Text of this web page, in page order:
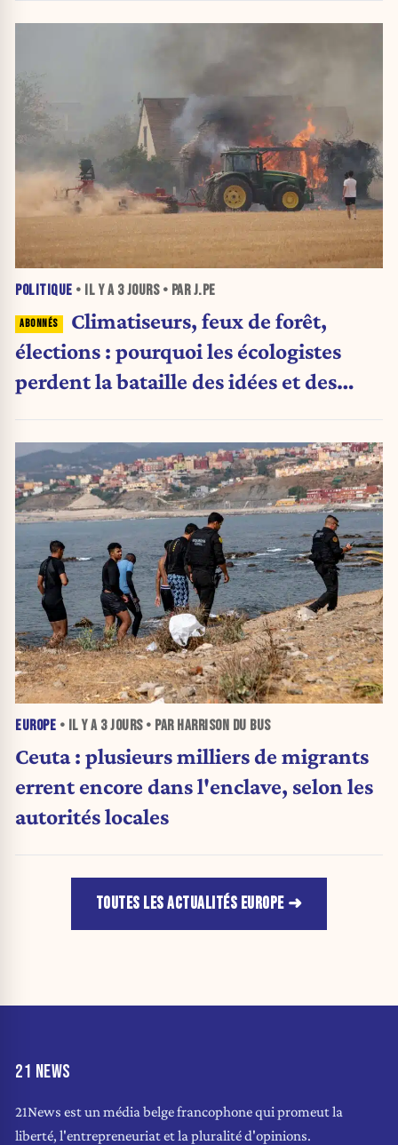
POLITIQUE • IL Y A 3 JOURS• PAR J.PE
Climatiseurs, feux de forêt,
élections : pourquoi les écologistes
perdent la bataille des idées et des
EUROPE • IL Y A 3 JOURS• PAR HARRISON DU BUS
Ceuta : plusieurs milliers de migrants
errent encore dans l'enclave, selon les
autorités locales
TOUTES LES ACTUALITÉS EUROPE
21 NEWS
21News est un média belge francophone qui promeut la
liberté, l'entrepreneuriat et la pluralité d'opinions.